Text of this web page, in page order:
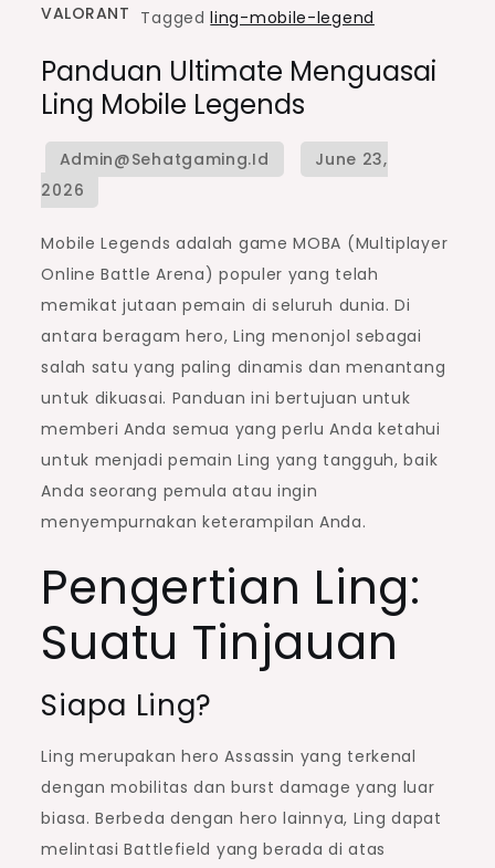
VALORANT Taggedling-mobile-legend
Panduan Ultimate Menguasai
Ling Mobile Legends
Mobile Legends adalah game MOBA (Multiplayer
Online Battle Arena) populer yang telah
memikat jutaan pemain di seluruh dunia. Di
antara beragam hero, Ling menonjol sebagai
salah satu yang paling dinamis dan menantang
untuk dikuasai. Panduan ini bertujuan untuk
memberi Anda semua yang perlu Anda ketahui
untuk menjadi pemain Ling yang tangguh, baik
Anda seorang pemula atau ingin
menyempurnakan keterampilan Anda.
Pengertian Ling:
Suatu Tinjauan
Siapa Ling?
Ling merupakan hero Assassin yang terkenal
dengan mobilitas dan burst damage yang luar
biasa. Berbeda dengan hero lainnya, Ling dapat
melintasi Battlefield yang berada di atas